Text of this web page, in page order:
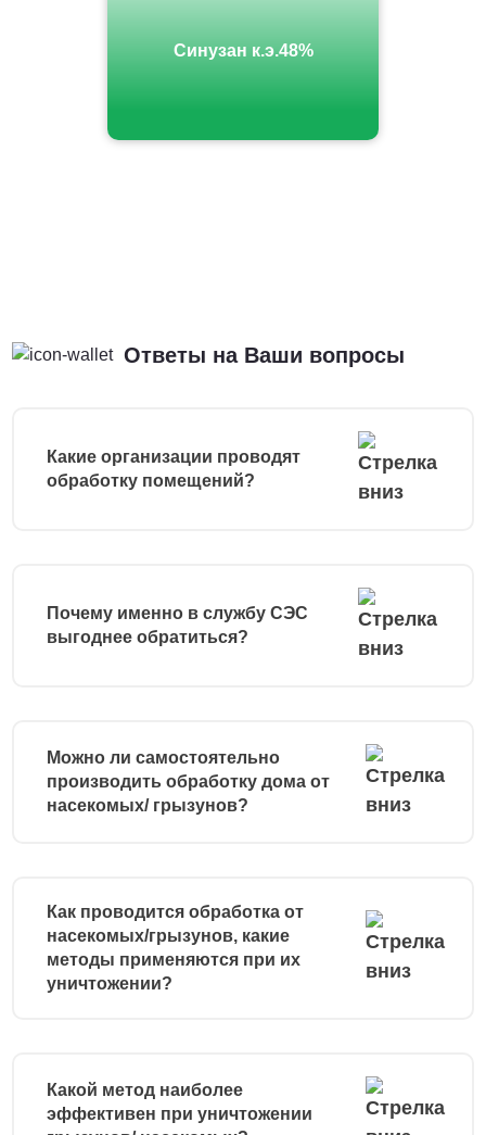
Синузан к.э.48%
Ответы на Ваши вопросы
Какие организации проводят
обработку помещений?
Почему именно в службу СЭС
выгоднее обратиться?
Можно ли самостоятельно
производить обработку дома от
насекомых/ грызунов?
Как проводится обработка от
насекомых/грызунов, какие
методы применяются при их
уничтожении?
Какой метод наиболее
эффективен при уничтожении